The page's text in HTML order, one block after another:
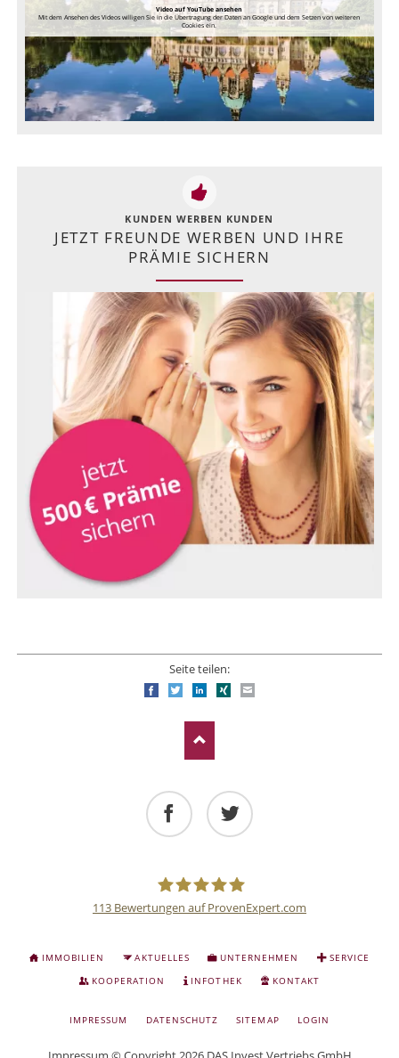
Video auf YouTube ansehen
Mit dem Ansehen des Videos willigen Sie in die Übertragung der Daten an Google und dem Setzen von weiteren
Cookies ein.
KUNDEN WERBEN KUNDEN
JETZT FREUNDE WERBEN UND IHRE
PRÄMIE SICHERN
Seite teilen:
FacebookTwitterLinkedIn
Xing
Anlage
und
113 Bewertungen auf ProvenExpert.com
NAVIGATION
ÜBERSPRINGEN
IMMOBILIEN AKTUELLES UNTERNEHMEN
SERVICE
KOOPERATION
INFOTHEK KONTAKT
IMPRESSUM DATENSCHUTZ SITEMAP LOGIN